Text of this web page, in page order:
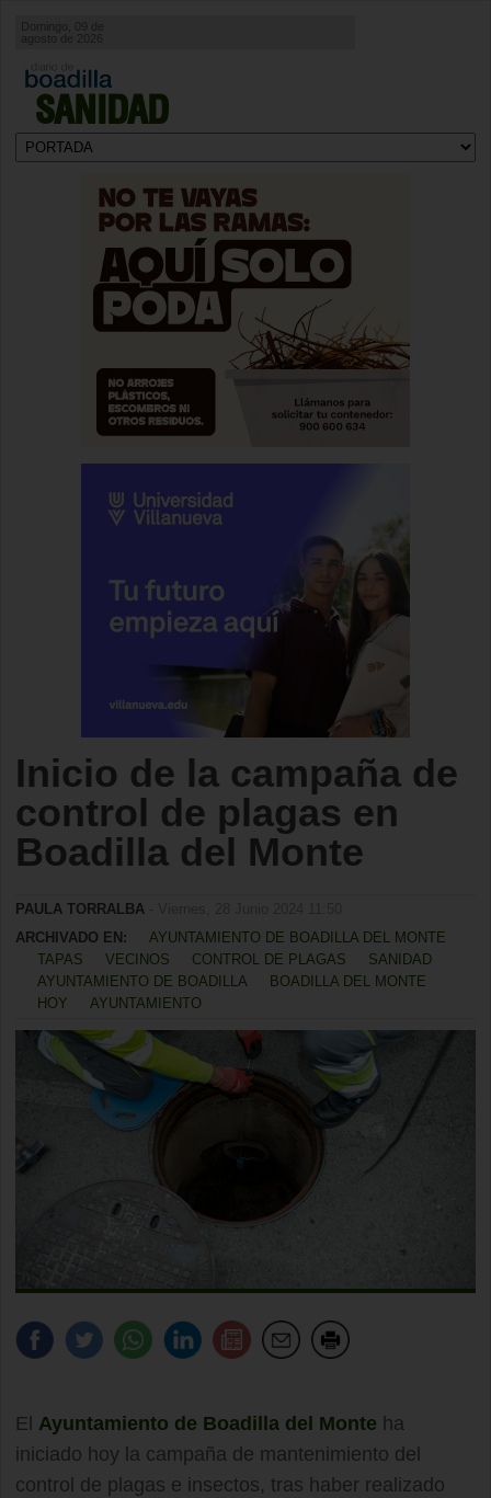
SANIDAD
Domingo, 09 de
agosto de 2026
Inicio de la campaña de
control de plagas en
Boadilla del Monte
PAULA TORRALBA
ARCHIVADO EN:
AYUNTAMIENTO DE BOADILLA DEL MONTE
TAPAS
VECINOS CONTROL DE PLAGAS
SANIDAD
AYUNTAMIENTO DE BOADILLA
BOADILLA DEL MONTE
HOY
AYUNTAMIENTO
El Ayuntamiento de Boadilla del Monte ha
iniciado hoy la campaña de mantenimiento del
control de plagas e insectos, tras haber realizado